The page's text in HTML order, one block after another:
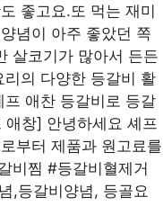
좋고요.또 먹는 재미
념이 아주 좋았던 쪽
살코기가 많아서 든든
의 다양한 등갈비 활
애찬 등갈비로 등갈
창] 안녕하세요 셰프
부터 제품과 원고료를
비찜 #등갈비혈제거
,등갈비양념, 등골요